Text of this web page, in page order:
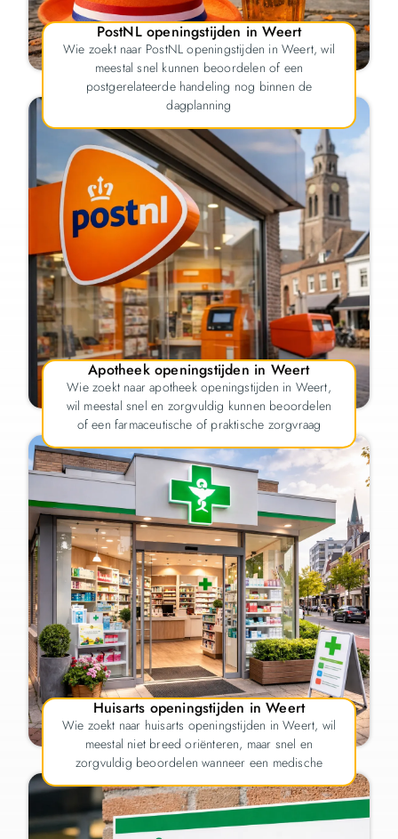
PostNL openingstijden in Weert
Wie zoekt naar PostNL openingstijden in Weert, wil
meestal snel kunnen beoordelen of een
postgerelateerde handeling nog binnen de
dagplanning
Apotheek openingstijden in Weert
Wie zoekt naar apotheek openingstijden in Weert,
wil meestal snel en zorgvuldig kunnen beoordelen
of een farmaceutische of praktische zorgvraag
Huisarts openingstijden in Weert
Wie zoekt naar huisarts openingstijden in Weert, wil
meestal niet breed oriënteren, maar snel en
zorgvuldig beoordelen wanneer een medische